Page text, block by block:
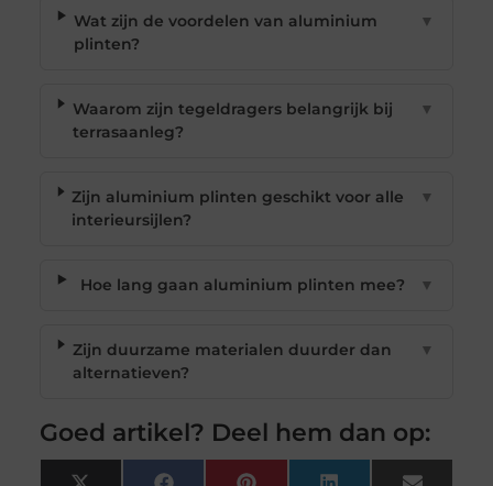
Wat zijn de voordelen van aluminium
plinten?
▼
Waarom zijn tegeldragers belangrijk bij
terrasaanleg?
▼
Zijn aluminium plinten geschikt voor alle
interieursijlen?
▼
Hoe lang gaan aluminium plinten mee? ▼
Zijn duurzame materialen duurder dan
alternatieven?
▼
Goed artikel? Deel hem dan op: